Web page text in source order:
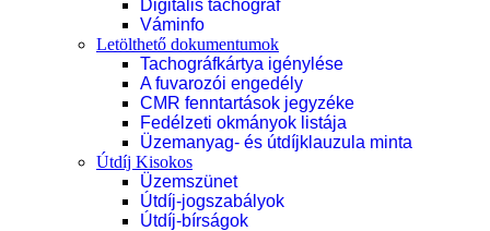
Digitális tachográf
Váminfo
Letölthető dokumentumok
Tachográfkártya igénylése
A fuvarozói engedély
CMR fenntartások jegyzéke
Fedélzeti okmányok listája
Üzemanyag- és útdíjklauzula minta
Útdíj Kisokos
Üzemszünet
Útdíj-jogszabályok
Útdíj-bírságok